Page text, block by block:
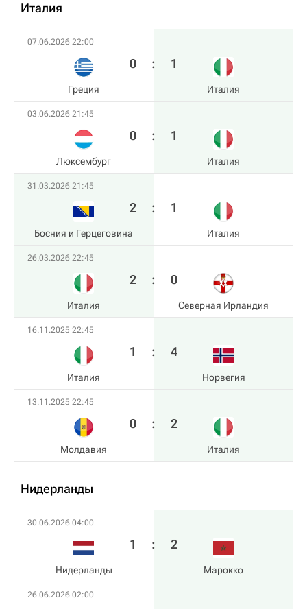
Италия
07.06.2026 22:00
Греция
0 : 1
Италия
03.06.2026 21:45
Люксембург
0 : 1
Италия
31.03.2026 21:45
Босния и Герцеговина
2 : 1
Италия
26.03.2026 22:45
Италия
2 : 0
Северная Ирландия
16.11.2025 22:45
Италия
1 : 4
Норвегия
13.11.2025 22:45
Молдавия
0 : 2
Италия
Нидерланды
30.06.2026 04:00
Нидерланды
1 : 2
Марокко
26.06.2026 02:00